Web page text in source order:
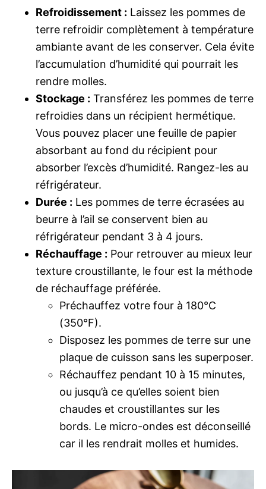
Refroidissement : Laissez les pommes de
terre refroidir complètement à température
ambiante avant de les conserver. Cela évite
l’accumulation d’humidité qui pourrait les
rendre molles.
Stockage : Transférez les pommes de terre
refroidies dans un récipient hermétique.
Vous pouvez placer une feuille de papier
absorbant au fond du récipient pour
absorber l’excès d’humidité. Rangez-les au
réfrigérateur.
Durée : Les pommes de terre écrasées au
beurre à l’ail se conservent bien au
réfrigérateur pendant 3 à 4 jours.
Réchauffage : Pour retrouver au mieux leur
texture croustillante, le four est la méthode
de réchauffage préférée.
Préchauffez votre four à 180°C
(350°F).
Disposez les pommes de terre sur une
plaque de cuisson sans les superposer.
Réchauffez pendant 10 à 15 minutes,
ou jusqu’à ce qu’elles soient bien
chaudes et croustillantes sur les
bords. Le micro-ondes est déconseillé
car il les rendrait molles et humides.